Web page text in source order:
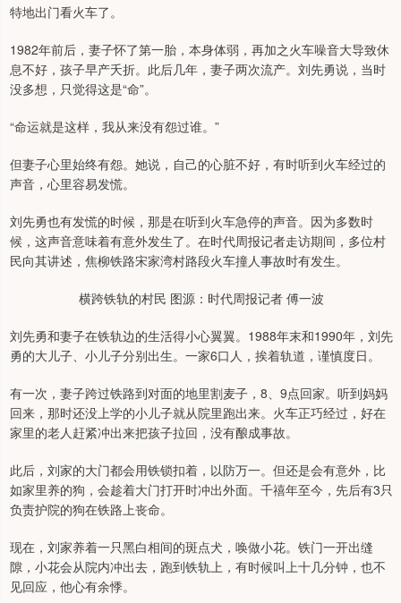
特地出门看火车了。
1982年前后，妻子怀了第一胎，本身体弱，再加之火车噪音大导致休
息不好，孩子早产夭折。此后几年，妻子两次流产。刘先勇说，当时
没多想，只觉得这是“命”。
“命运就是这样，我从来没有怨过谁。”
但妻子心里始终有怨。她说，自己的心脏不好，有时听到火车经过的
声音，心里容易发慌。
刘先勇也有发慌的时候，那是在听到火车急停的声音。因为多数时
候，这声音意味着有意外发生了。在时代周报记者走访期间，多位村
民向其讲述，焦柳铁路宋家湾村路段火车撞人事故时有发生。
横跨铁轨的村民 图源：时代周报记者 傅一波
刘先勇和妻子在铁轨边的生活得小心翼翼。1988年末和1990年，刘先
勇的大儿子、小儿子分别出生。一家6口人，挨着轨道，谨慎度日。
有一次，妻子跨过铁路到对面的地里割麦子，8、9点回家。听到妈妈
回来，那时还没上学的小儿子就从院里跑出来。火车正巧经过，好在
家里的老人赶紧冲出来把孩子拉回，没有酿成事故。
此后，刘家的大门都会用铁锁扣着，以防万一。但还是会有意外，比
如家里养的狗，会趁着大门打开时冲出外面。千禧年至今，先后有3只
负责护院的狗在铁路上丧命。
现在，刘家养着一只黑白相间的斑点犬，唤做小花。铁门一开出缝
隙，小花会从院内冲出去，跑到铁轨上，有时候叫上十几分钟，也不
见回应，他心有余悸。